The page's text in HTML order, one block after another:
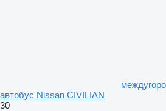
автобус Nissan CIVILIAN
30